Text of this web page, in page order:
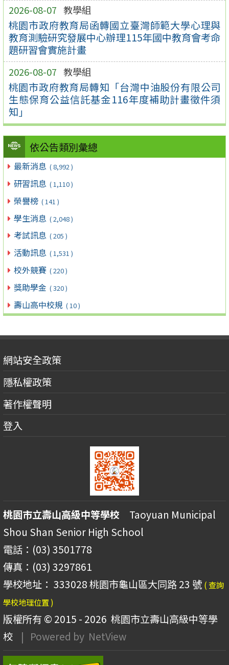
2026-08-07 教學組
桃園市政府教育局函轉國立臺灣師範大學心理與
教育測驗研究發展中心辦理115年國中教育會考命
題研習會實施計畫
2026-08-07 教學組
桃園市政府教育局轉知「台灣中油股份有限公司
生態保育公益信託基金116年度補助計畫徵件須
知」
依公告類別彙總
最新消息 ( 8,992 )
研習訊息 ( 1,110 )
榮譽榜 ( 141 )
學生消息 ( 2,048 )
考試訊息 ( 205 )
活動訊息 ( 1,531 )
校外競賽 ( 220 )
獎助學金 ( 320 )
壽山高中校規 ( 10 )
網站安全政策
隱私權政策
著作權聲明
登入
桃園市立壽山高級中等學校 Taoyuan Municipal
Shou Shan Senior High School
電話：(03) 3501778
傳真：(03) 3297861
學校地址： 333028 桃園市龜山區大同路 23 號 ( 查詢
學校地理位置 )
版權所有 © 2015 - 2026 桃園市立壽山高級中等學
校
| Powered by NetView